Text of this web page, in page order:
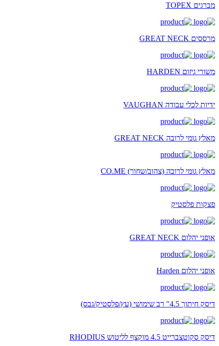
מברגים TOPEX
מרססים GREAT NECK
משורי גיזום HARDEN
ידיות לכלי עבודה VAUGHAN
מאלץ גומי לרובה GREAT NECK
מאלץ גומי לרובה (צהוב/שחור) CO.ME
פצקות פלסטיק
אופני יהלום GREAT NECK
אופני יהלום Harden
דיסק חיתוך 4.5" רב שימושי (עץ/פלסטיק/גבס)
דיסק סקוטצברייט 4.5 מוקצף לליטוש RHODIUS